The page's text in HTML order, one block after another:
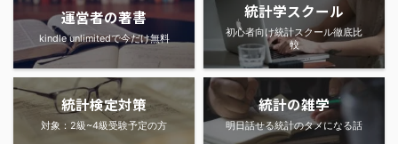
運営者の著書
kindle unlimitedで今だけ無料
統計学スクール
初心者向け統計スクール徹底比
較
統計検定対策
対象：2級~4級受験予定の方
統計の雑学
明日話せる統計のタメになる話